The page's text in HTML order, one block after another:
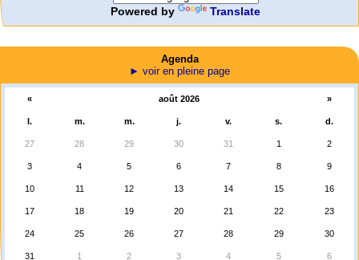
Powered by Translate
Agenda
► voir en pleine page
« août 2026 »
l. m. m. j. v. s. d.
27 28 29 30 31 1 2
3 4 5 6 7 8 9
10 11 12 13 14 15 16
17 18 19 20 21 22 23
24 25 26 27 28 29 30
31 1 2 3 4 5 6